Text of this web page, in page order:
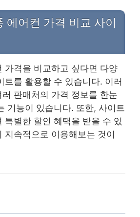
에어컨 가격 비교 사이
가격을 비교하고 싶다면 다양
트를 활용할 수 있습니다. 이러
판매처의 가격 정보를 한눈
기능이 있습니다. 또한, 사이트
특별한 할인 혜택을 받을 수 있
지속적으로 이용해보는 것이